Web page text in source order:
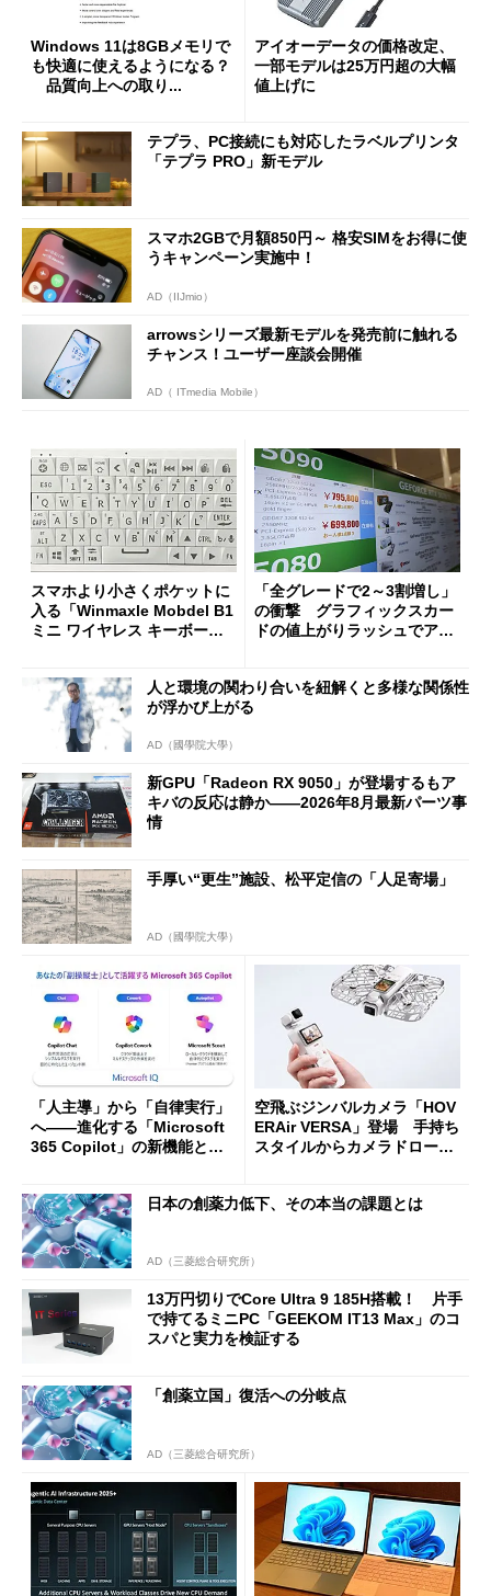
Windows 11は8GBメモリで
も快適に使えるようになる？
品質向上への取り...
アイオーデータの価格改定、
一部モデルは25万円超の大幅
値上げに
テプラ、PC接続にも対応したラベルプリンタ
「テプラ PRO」新モデル
スマホ2GBで月額850円～ 格安SIMをお得に使
うキャンペーン実施中！
AD（IIJmio）
arrowsシリーズ最新モデルを発売前に触れる
チャンス！ユーザー座談会開催
AD（ ITmedia Mobile）
スマホより小さくポケットに
入る「Winmaxle Mobdel B1
ミニ ワイヤレス キーボー
「全グレードで2～3割増し」
の衝撃 グラフィックスカー
ドの値上がりラッシュでアキ
人と環境の関わり合いを紐解くと多様な関係性
が浮かび上がる
AD（國學院大學）
新GPU「Radeon RX 9050」が登場するもア
キバの反応は静か――2026年8月最新パーツ事
情
手厚い“更生”施設、松平定信の「人足寄場」
AD（國學院大學）
「人主導」から「自律実行」
へ――進化する「Microsoft
365 Copilot」の新機能とエ
空飛ぶジンバルカメラ「HOV
ERAir VERSA」登場 手持ち
スタイルからカメラドローン
日本の創薬力低下、その本当の課題とは
AD（三菱総合研究所）
13万円切りでCore Ultra 9 185H搭載！ 片手
で持てるミニPC「GEEKOM IT13 Max」のコ
スパと実力を検証する
「創薬立国」復活への分岐点
AD（三菱総合研究所）